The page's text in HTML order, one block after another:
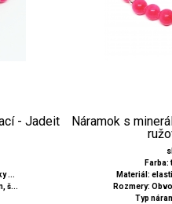
- Jadeit
...
š...
Náramok s
Materiál:
Rozmery:
Typ